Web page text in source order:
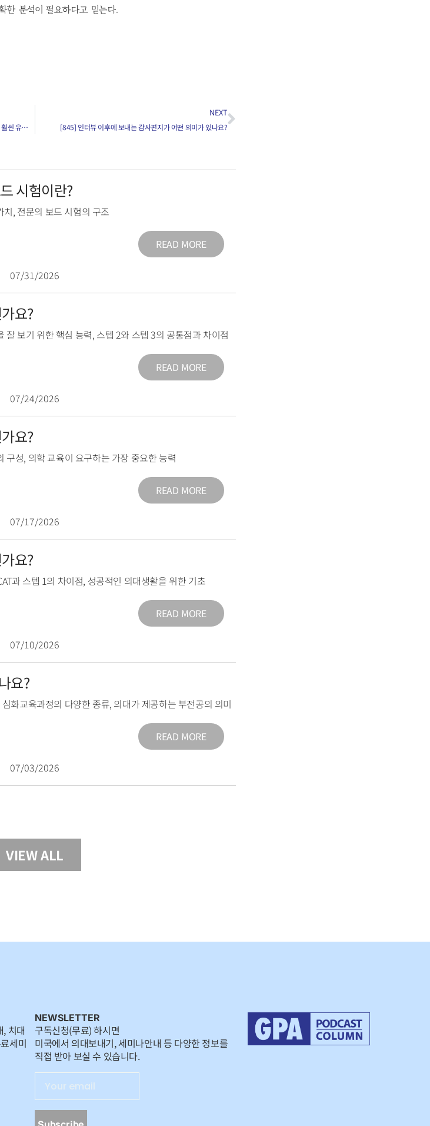
한 분석이 필요하다고 믿는다.
[843] 의대 입시에서도 대학 입시와 같이 아시안 학생들이 훨씬 유리해졌나요?
NEXT
[845] 인터뷰 이후에 보내는 감사편지가 어떤 의미가 있나요?
시험이란?
치, 전문의 보드 시험의 구조
READ MORE
07/31/2026
요?
잘 보기 위한 핵심 능력, 스텝 2와 스텝 3의 공통점과 차이점
READ MORE
07/24/2026
요?
구성, 의학 교육이 요구하는 가장 중요한 능력
READ MORE
07/17/2026
요?
과 스텝 1의 차이점, 성공적인 의대생활을 위한 기초
READ MORE
07/10/2026
요?
심화교육과정의 다양한 종류, 의대가 제공하는 부전공의 의미
READ MORE
07/03/2026
VIEW ALL
치대
세미
NEWSLETTER
구독신청(무료) 하시면
미국에서 의대보내기, 세미나안내 등 다양한 정보를
직접 받아 보실 수 있습니다.